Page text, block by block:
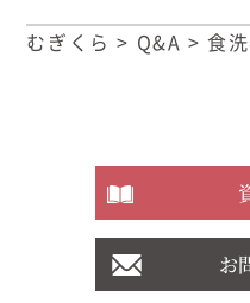
むぎくら > Q&A >食
お